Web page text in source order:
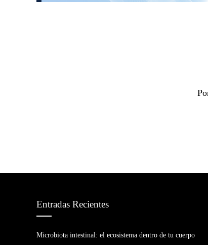
Entradas Recientes
Microbiota intestinal: el ecosistema dentro de tu cuerpo